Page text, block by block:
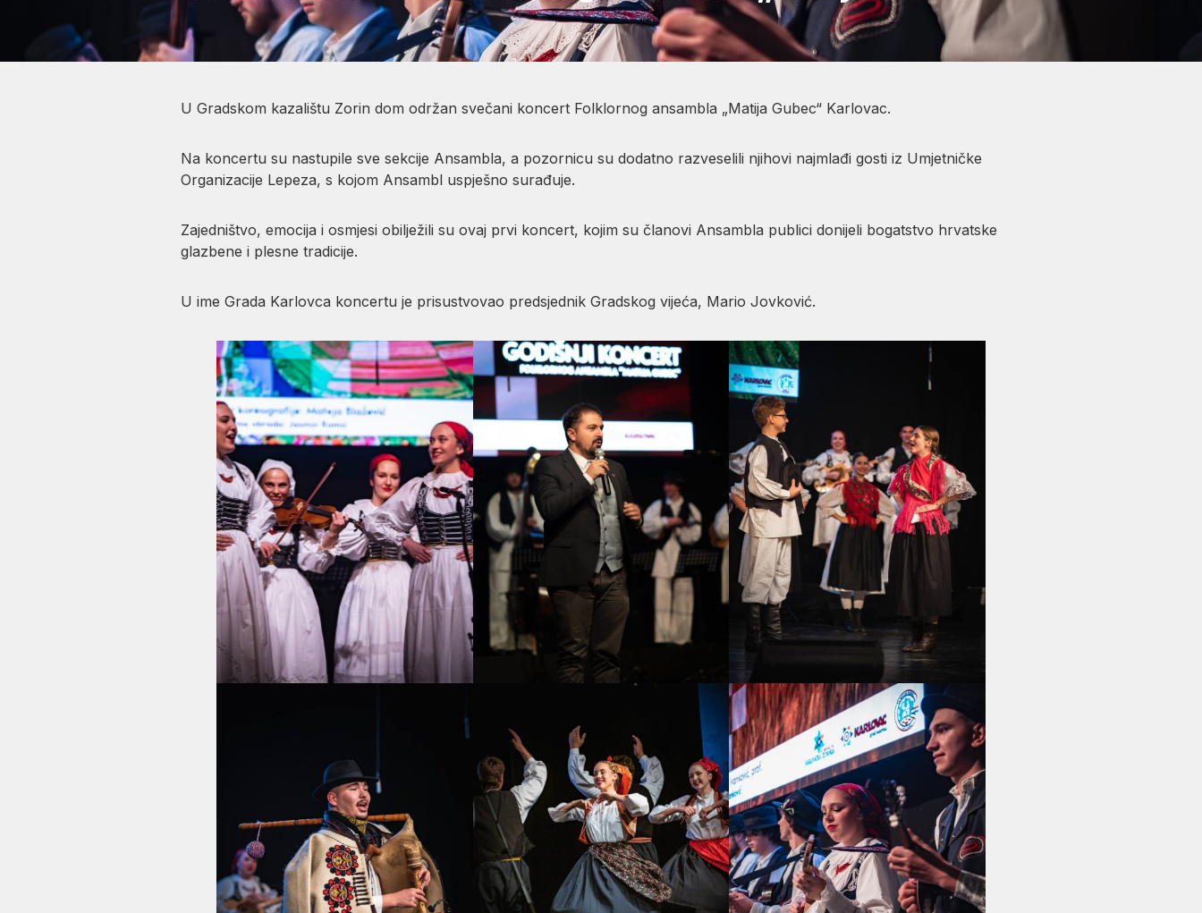
U Gradskom kazalištu Zorin dom održan svečani koncert Folklornog ansambla „Matija Gubec“ Karlovac.
Na koncertu su nastupile sve sekcije Ansambla, a pozornicu su dodatno razveselili njihovi najmlađi gosti iz Umjetničke
Organizacije Lepeza, s kojom Ansambl uspješno surađuje.
Zajedništvo, emocija i osmjesi obilježili su ovaj prvi koncert, kojim su članovi Ansambla publici donijeli bogatstvo hrvatske
glazbene i plesne tradicije.
U ime Grada Karlovca koncertu je prisustvovao predsjednik Gradskog vijeća, Mario Jovković.